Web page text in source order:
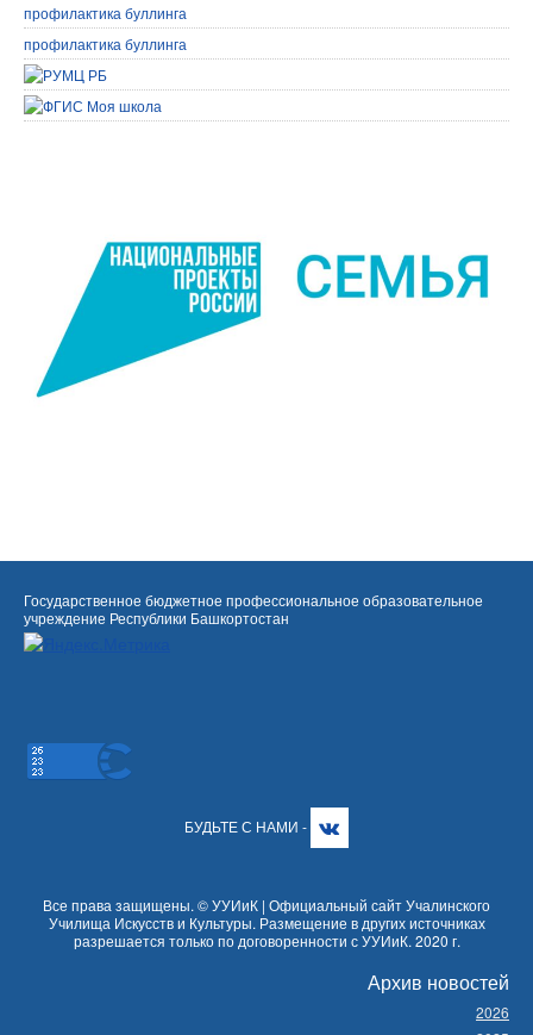
профилактика буллинга
профилактика буллинга
Государственное бюджетное профессиональное образовательное
учреждение Республики Башкортостан
БУДЬТЕ С НАМИ -
Все права защищены. © УУИиК | Официальный сайт Учалинского
Училища Искусств и Культуры. Размещение в других источниках
разрешается только по договоренности с УУИиК. 2020 г.
Архив новостей
2026